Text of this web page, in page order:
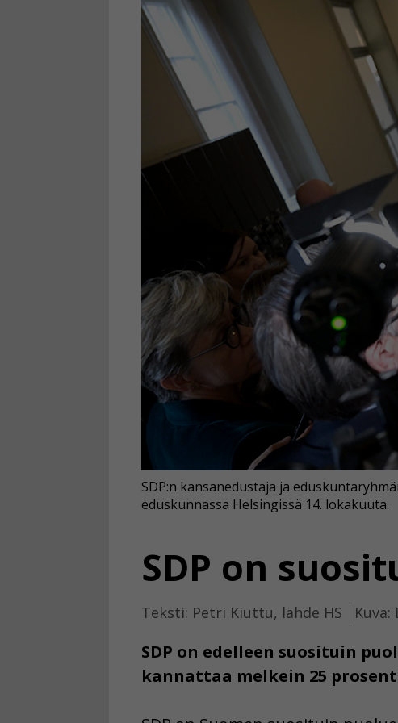
SDP on
Teksti: Petri Kiuttu, lähde HS
SDP on edelleen suosituin
kannattaa melkein 25
SDP:n kansanedustaja ja
eduskunnassa Helsingissä 14. lokakuuta.